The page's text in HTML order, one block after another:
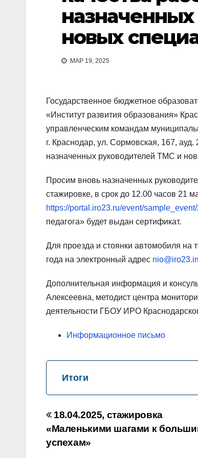
новых
МАР 19, 2025
Государственное бюджетное
«Институт развития образования»
управленческим командам
г. Краснодар, ул. Сормовская, 167,
назначенных руководителей ТМС и
Просим вновь назначенных
стажировке, в срок до 12.00 часов 21
https://portal.iro23.ru/event/
педагога» будет выдан сертификат.
Для проезда и стоянки автомобиля на
года на электронный адрес
Дополнительная информация и
Алексеевна, методист центра
деятельности ГБОУ ИРО
Информационное письмо
Итоги
Навигация
по
записям
18.04.2025, стажировка
«Маленькими шагами к
успехам»